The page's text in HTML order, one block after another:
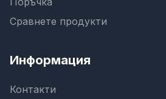
Сравнете продукти
Информация
Контакти